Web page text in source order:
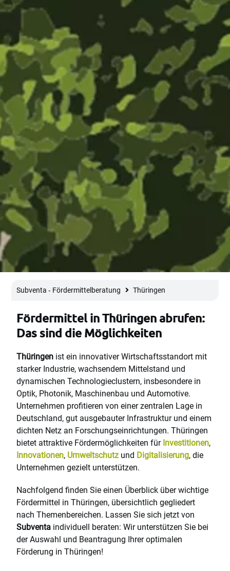
Subventa ‐ Fördermittelberatung Thüringen
Fördermittel in Thüringen abrufen:
Das sind die Möglichkeiten
Thüringen ist ein innovativer Wirtschaftsstandort mit
starker Industrie, wachsendem Mittelstand und
dynamischen Technologieclustern, insbesondere in
Optik, Photonik, Maschinenbau und Automotive.
Unternehmen profitieren von einer zentralen Lage in
Deutschland, gut ausgebauter Infrastruktur und einem
dichten Netz an Forschungseinrichtungen. Thüringen
bietet attraktive Fördermöglichkeiten für Investitionen,
Innovationen, Umweltschutz und Digitalisierung, die
Unternehmen gezielt unterstützen.
Nachfolgend finden Sie einen Überblick über wichtige
Fördermittel in Thüringen, übersichtlich gegliedert
nach Themenbereichen. Lassen Sie sich jetzt von
Subventa individuell beraten: Wir unterstützen Sie bei
der Auswahl und Beantragung Ihrer optimalen
Förderung in Thüringen!